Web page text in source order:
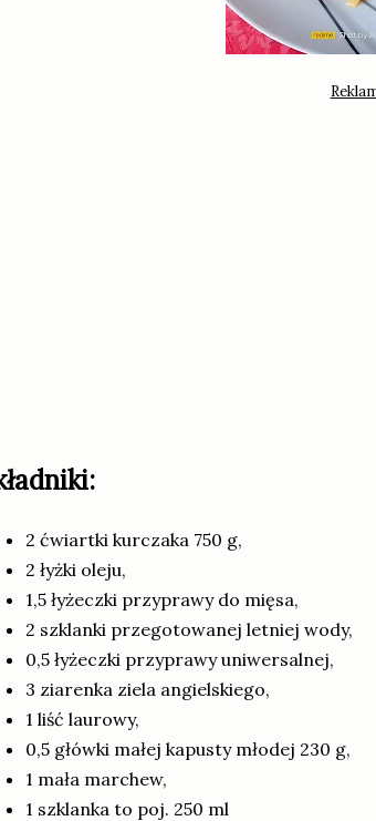
2 ćwiartki kurczaka 750 g,
2 łyżki oleju,
1,5 łyżeczki przyprawy do mięsa,
2 szklanki przegotowanej letniej wody,
0,5 łyżeczki przyprawy uniwersalnej,
3 ziarenka ziela angielskiego,
1 liść laurowy,
0,5 główki małej kapusty młodej 230 g,
1 mała marchew,
1 szklanka to poj. 250 ml